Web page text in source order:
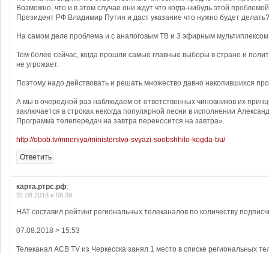
Возможно, что и в этом случае они ждут что когда-нибудь этой
Президент РФ Владимир Путин и даст указание что нужно будет делать?
На самом деле проблема и с аналоговым ТВ и 3 эфирным
Тем более сейчас, когда прошли самые главные выборы в стране и
не угрожает.
Поэтому надо действовать и решать множество давно накопившихся
А мы в очередной раз наблюдаем от ответственных чиновников их
заключается в строках некогда популярной песни в исполнении
Программа телепередач на завтра переносится на завтра».
http://obob.tv/mneniya/ministerstvo-svyazi-soobshhilo-kogda-bu/
Ответить
карта.ртрс.рф:
31.08.2018 в 08:39
НАТ составил рейтинг региональных телеканалов по количеству
07.08.2018 > 15:53
Телеканал АСВ TV из Черкесска занял 1 место в списке региональных